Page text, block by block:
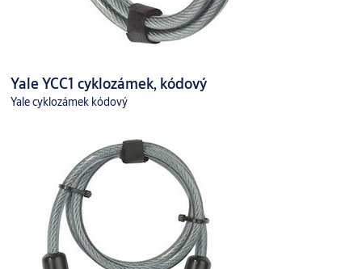
Yale YCC1 cyklozámek, kódový
Yale cyklozámek kódový